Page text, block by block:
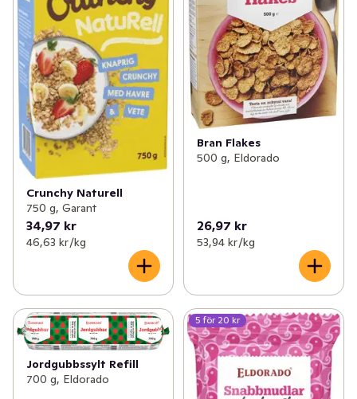
Crunchy Naturell
750 g, Garant
34,97 kr
46,63 kr /kg
Bran Flakes
500 g, Eldorado
26,97 kr
53,94 kr /kg
Jordgubbssylt Refill
700 g, Eldorado
5 för 20 kr